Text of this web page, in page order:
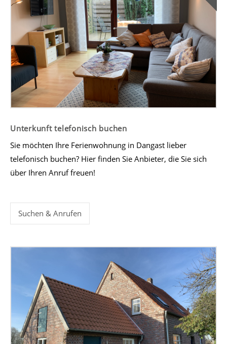
Unterkunft telefonisch buchen
Sie möchten Ihre Ferienwohnung in Dangast lieber
telefonisch buchen? Hier finden Sie Anbieter, die Sie sich
über Ihren Anruf freuen!
Suchen & Anrufen